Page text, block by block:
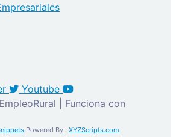
Youtube
| Funciona con
Powered By : XYZScripts.com